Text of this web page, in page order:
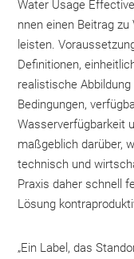
Water Usage
nnen einen Beitrag
leisten.
Definitionen,
realistische
Bedingungen,
Wasserverfügbarkeit
maßgeblich darüber,
technisch und
Praxis daher schnell
Lösung
„Ein Label, das